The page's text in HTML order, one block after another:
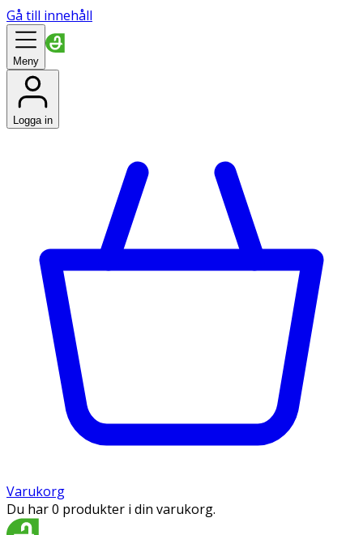
Gå till innehåll
Meny
Logga in
Varukorg
Du har 0 produkter i din varukorg.